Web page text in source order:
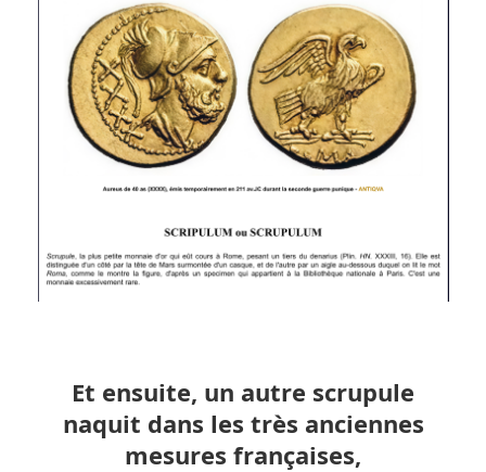
Et ensuite, un autre scrupule
naquit dans les très anciennes
mesures françaises,